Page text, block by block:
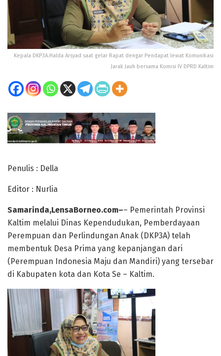
Kepala DKP3A.Halda Arsyad saat gelar Rapat dengar Pendapat lewat Komunikasi
Jarak Jauh bersama Komisi IV DPRD Kaltim
Penulis : Della
Editor : Nurlia
Samarinda,LensaBorneo.com–– Pemerintah Provinsi
Kaltim melalui Dinas Kependudukan, Pemberdayaan
Perempuan dan Perlindungan Anak (DKP3A) telah
membentuk Desa Prima yang kepanjangan dari
(Perempuan Indonesia Maju dan Mandiri) yang tersebar
di Kabupaten kota dan Kota Se – Kaltim.